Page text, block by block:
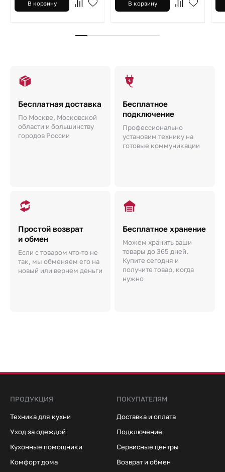
В корзину В корзину
Бесплатная доставка
По Москве, Московской
области и большинству
городов России
Бесплатное
подключение
Профессионально
установим технику на
готовые коммуникации
Простой возврат
и обмен
Если с товаром что-то не
так, мы обменяем его на
новый или вернем деньги
Бесплатное хранение
Можем хранить ваши
товары до 365 дней.
Купите сегодня и
получите товар, когда
нужно
ПРОДУКЦИЯ
Техника для кухни
Уход за одеждой
Кухонные помощники
Комфорт дома
ПОКУПАТЕЛЯМ
Доставка и оплата
Подключение
Сервисные центры
Возврат и обмен